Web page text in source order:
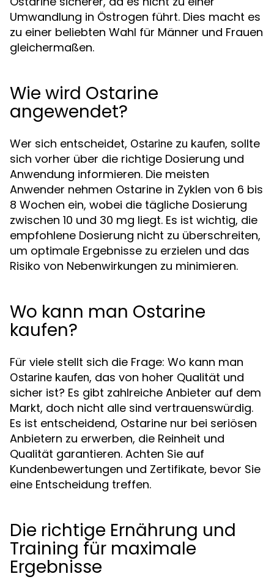
Umwandlung in Östrogen führt. Dies macht es
zu einer beliebten Wahl für Männer und Frauen
gleichermaßen.
Wie wird Ostarine
angewendet?
Wer sich entscheidet, Ostarine zu kaufen, sollte
sich vorher über die richtige Dosierung und
Anwendung informieren. Die meisten
Anwender nehmen Ostarine in Zyklen von 6 bis
8 Wochen ein, wobei die tägliche Dosierung
zwischen 10 und 30 mg liegt. Es ist wichtig, die
empfohlene Dosierung nicht zu überschreiten,
um optimale Ergebnisse zu erzielen und das
Risiko von Nebenwirkungen zu minimieren.
Wo kann man Ostarine
kaufen?
Für viele stellt sich die Frage: Wo kann man
Ostarine kaufen, das von hoher Qualität und
sicher ist? Es gibt zahlreiche Anbieter auf dem
Markt, doch nicht alle sind vertrauenswürdig.
Es ist entscheidend, Ostarine nur bei seriösen
Anbietern zu erwerben, die Reinheit und
Qualität garantieren. Achten Sie auf
Kundenbewertungen und Zertifikate, bevor Sie
eine Entscheidung treffen.
Die richtige Ernährung und
Training für maximale
Ergebnisse